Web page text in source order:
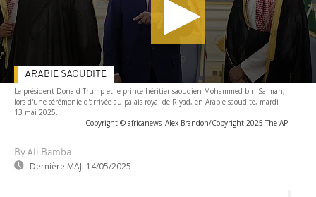
Le président Donald Trump et le prince héritier saoudien Mohammed bin Salman,
lors d'une cérémonie d'arrivée au palais royal de Riyad, en Arabie saoudite, mardi
13 mai 2025.
- Copyright © africanews Alex Brandon/Copyright 2025 The AP
By Ali Bamba
Dernière MAJ: 14/05/2025
ARABIE SAOUDITE